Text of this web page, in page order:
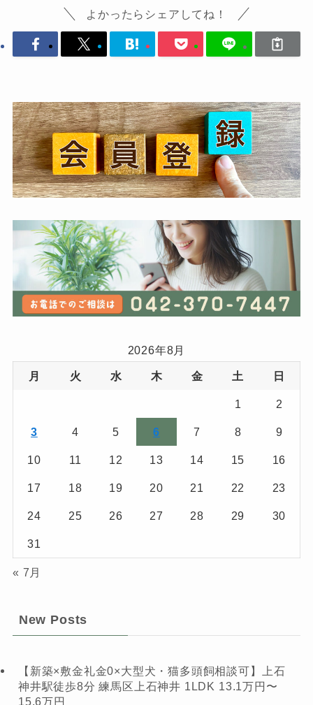
よかったらシェアしてね！
2026年8月
月 火 水 木 金 土 日
1 2
3 4 5 6 7 8 9
10 11 12 13 14 15 16
17 18 19 20 21 22 23
24 25 26 27 28 29 30
31
« 7月
New Posts
【新築×敷金礼金0×大型犬・猫多頭飼相談可】上石
神井駅徒歩8分 練馬区上石神井 1LDK 13.1万円〜
15.6万円